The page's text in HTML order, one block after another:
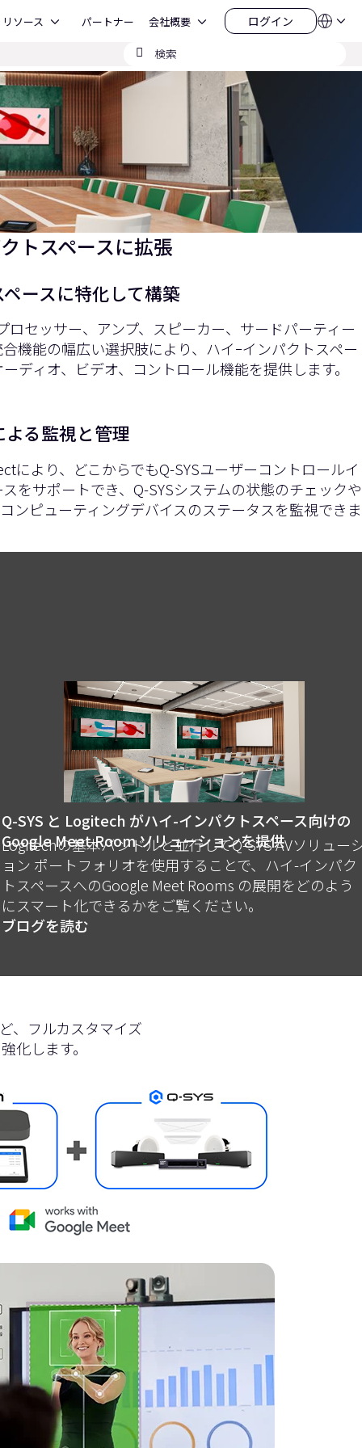
リソース Open リソース パートナー 会社概要 Open 会社概要 ログイン
ロ
グ
言
Deutsch
Español
Français
日本語
한국어
China (中文)
検
の
トスペースに拡張
ースに特化して構築
ロセッサー、アンプ、スピーカー、サードパーティー
機能の幅広い選択肢により、ハイｰインパクトスペー
ディオ、ビデオ、コントロール機能を提供します。
る監視と管理
により、どこからでもQ-SYSユーザーコントロールイ
をサポートでき、Q-SYSシステムの状態のチェックや
ンピューティングデバイスのステータスを監視できま
Q-SYS と Logitech がハイ-インパクトスペース向けの
Google Meet Room ソリューションを提供
Logitechの基本バンドルと並行してQ-SYS AVソリュー
ョン ポートフォリオを使用することで、ハイ-インパク
トスペースへのGoogle Meet Rooms の展開をどのよう
にスマート化できるかをご覧ください。
ブログを読む
、フルカスタマイズ
化します。